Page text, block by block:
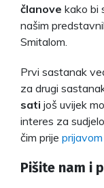
članove kako bi
našim
Smitalom.
Prvi sastanak
za drugi
sati još uvijek
interes za
čim prije
Pišite nam i